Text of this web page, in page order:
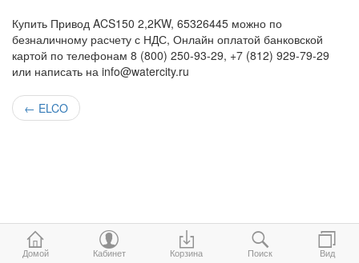
Купить Привод ACS150 2,2KW, 65326445 можно по
безналичному расчету с НДС, Онлайн оплатой банковской
картой по телефонам 8 (800) 250-93-29, +7 (812) 929-79-29
или написать на info@watercity.ru
← ELCO
Домой Кабинет Корзина Поиск Вид